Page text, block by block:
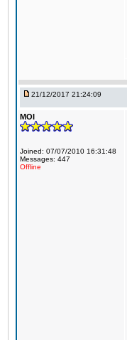
21/12/2017 21:24:09
MOI
Joined: 07/07/2010 16:31:48
Messages: 447
Offline